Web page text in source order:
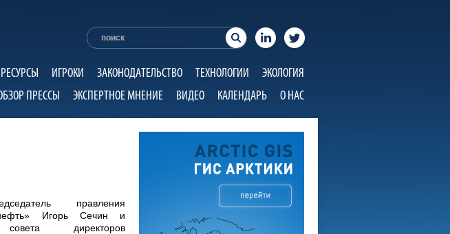
РЕСУРСЫ ИГРОКИ ЗАКОНОДАТЕЛЬСТВО ТЕХНОЛОГИИ
ЭКОЛОГИЯ
ПРЕССЫ ЭКСПЕРТНОЕ МНЕНИЕ ВИДЕО КАЛЕНДАРЬ О НАС
правления
Игорь Сечин и
совета директоров